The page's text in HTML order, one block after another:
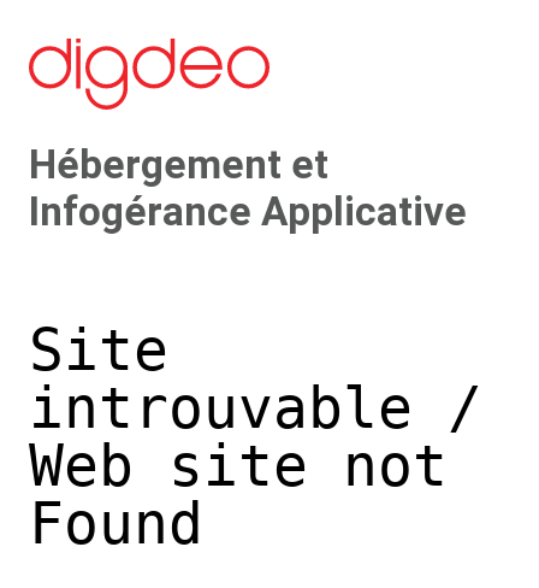
Hébergement et
Infogérance Applicative
Site
introuvable /
Web site not
Found